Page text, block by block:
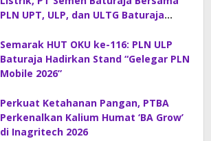
PLN UPT, ULP, dan ULTG Baturaja
Semarak HUT OKU ke-116: PLN ULP
Baturaja Hadirkan Stand “Gelegar PLN
Mobile 2026”
Perkuat Ketahanan Pangan, PTBA
Perkenalkan Kalium Humat ‘BA Grow’
di Inagritech 2026